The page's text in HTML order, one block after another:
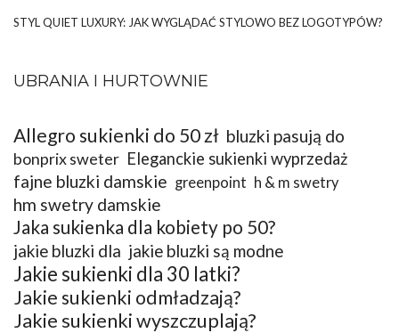
STYL QUIET LUXURY: JAK WYGLĄDAĆ STYLOWO BEZ LOGOTYPÓW?
UBRANIA I HURTOWNIE
Allegro sukienki do 50 zł bluzki pasują do
bonprix sweter Eleganckie sukienki wyprzedaż
fajne bluzki damskie greenpoint h & m swetry
hm swetry damskie
Jaka sukienka dla kobiety po 50?
jakie bluzki dla jakie bluzki są modne
Jakie sukienki dla 30 latki?
Jakie sukienki odmładzają?
Jakie sukienki wyszczuplają?